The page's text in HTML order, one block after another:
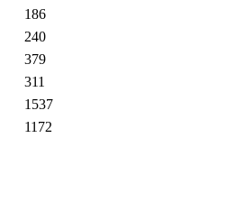
186
240
379
311
1537
1172